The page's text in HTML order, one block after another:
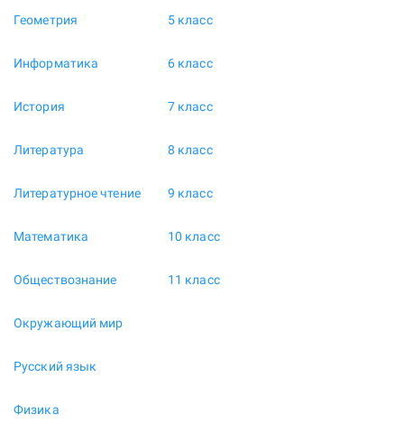
Геометрия
Информатика
История
Литература
Литературное чтение
Математика
Обществознание
Окружающий мир
Русский язык
Физика
5 класс
6 класс
7 класс
8 класс
9 класс
10 класс
11 класс